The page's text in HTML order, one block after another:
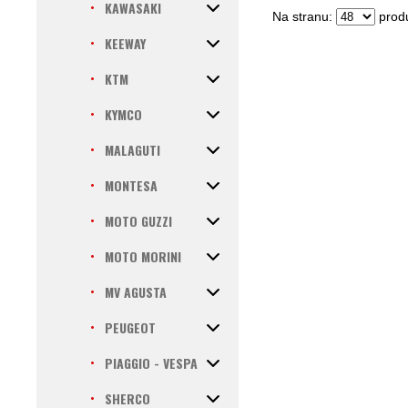
KAWASAKI
KEEWAY
KTM
KYMCO
MALAGUTI
MONTESA
MOTO GUZZI
MOTO MORINI
MV AGUSTA
PEUGEOT
PIAGGIO - VESPA
SHERCO
Na stranu: